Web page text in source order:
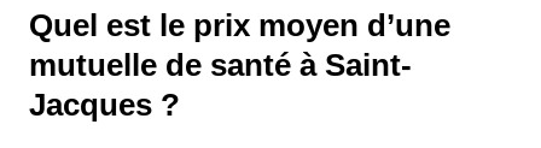
Quel est le prix moyen d’une
mutuelle de santé à Saint-
Jacques ?